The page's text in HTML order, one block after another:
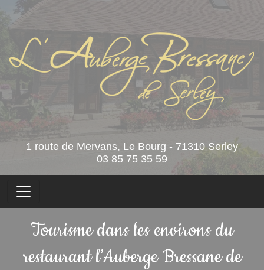
1 route de Mervans, Le Bourg - 71310 Serley
03 85 75 35 59
Tourisme dans les environs du
restaurant l’Auberge Bressane de